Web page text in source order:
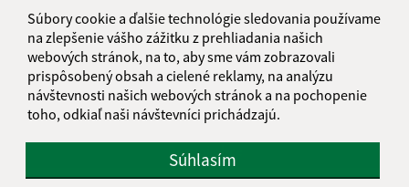
Súbory cookie a ďalšie technológie sledovania používame
na zlepšenie vášho zážitku z prehliadania našich
webových stránok, na to, aby sme vám zobrazovali
prispôsobený obsah a cielené reklamy, na analýzu
návštevnosti našich webových stránok a na pochopenie
toho, odkiaľ naši návštevníci prichádzajú.
Súhlasím
Rozvoj obce